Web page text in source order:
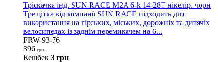
Тріскачка інд. SUN RACE M2A 6-k 14-28T нікелір. чорн
Трещітка від компанії SUN RACE підходить для
використання на гірських, міських, дорожніх та дитячіх
велосипедах із заднім перемикачем на 6...
FRW-93-76
396 грн.
Кешбек 3 грн